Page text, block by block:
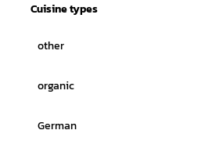
Cuisine types
other
organic
German